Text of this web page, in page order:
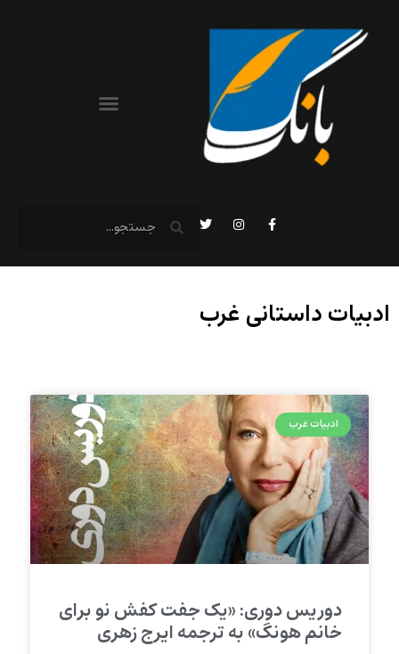
ادبیات داستانی غرب
ادبیات غرب
دوریس دوری: «یک جفت کفش نو برای
خانم هونگ» به ترجمه ایرج زهری